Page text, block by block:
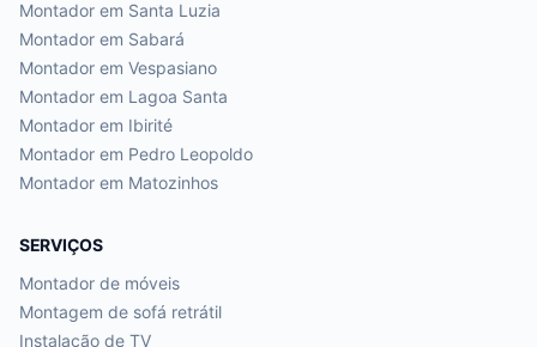
Montador em Santa Luzia
Montador em Sabará
Montador em Vespasiano
Montador em Lagoa Santa
Montador em Ibirité
Montador em Pedro Leopoldo
Montador em Matozinhos
SERVIÇOS
Montador de móveis
Montagem de sofá retrátil
Instalação de TV